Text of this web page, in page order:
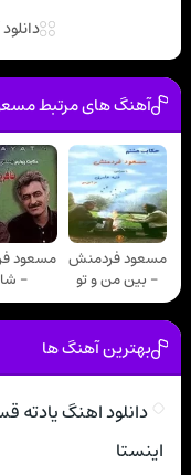
آهنگ های مرتبط
مسعود فردمنش
- بین من و تو
مسعود
-
بهترین آهنگ ها
دانلود اهنگ
اینستا